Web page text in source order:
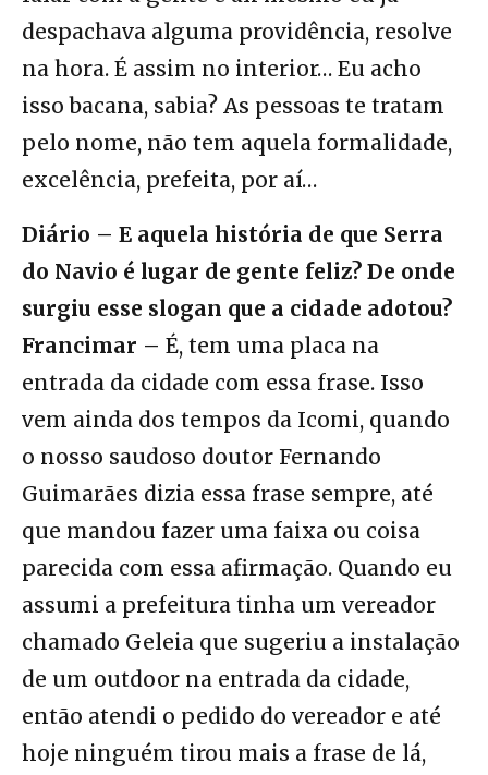
despachava alguma providência, resolve
na hora. É assim no interior… Eu acho
isso bacana, sabia? As pessoas te tratam
pelo nome, não tem aquela formalidade,
excelência, prefeita, por aí…
Diário – E aquela história de que Serra
do Navio é lugar de gente feliz? De onde
surgiu esse slogan que a cidade adotou?
Francimar – É, tem uma placa na
entrada da cidade com essa frase. Isso
vem ainda dos tempos da Icomi, quando
o nosso saudoso doutor Fernando
Guimarães dizia essa frase sempre, até
que mandou fazer uma faixa ou coisa
parecida com essa afirmação. Quando eu
assumi a prefeitura tinha um vereador
chamado Geleia que sugeriu a instalação
de um outdoor na entrada da cidade,
então atendi o pedido do vereador e até
hoje ninguém tirou mais a frase de lá,